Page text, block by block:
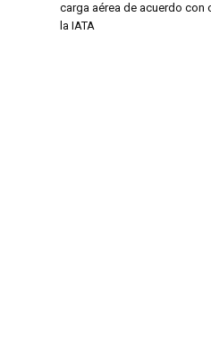
carga aérea de acuerdo con
la IATA